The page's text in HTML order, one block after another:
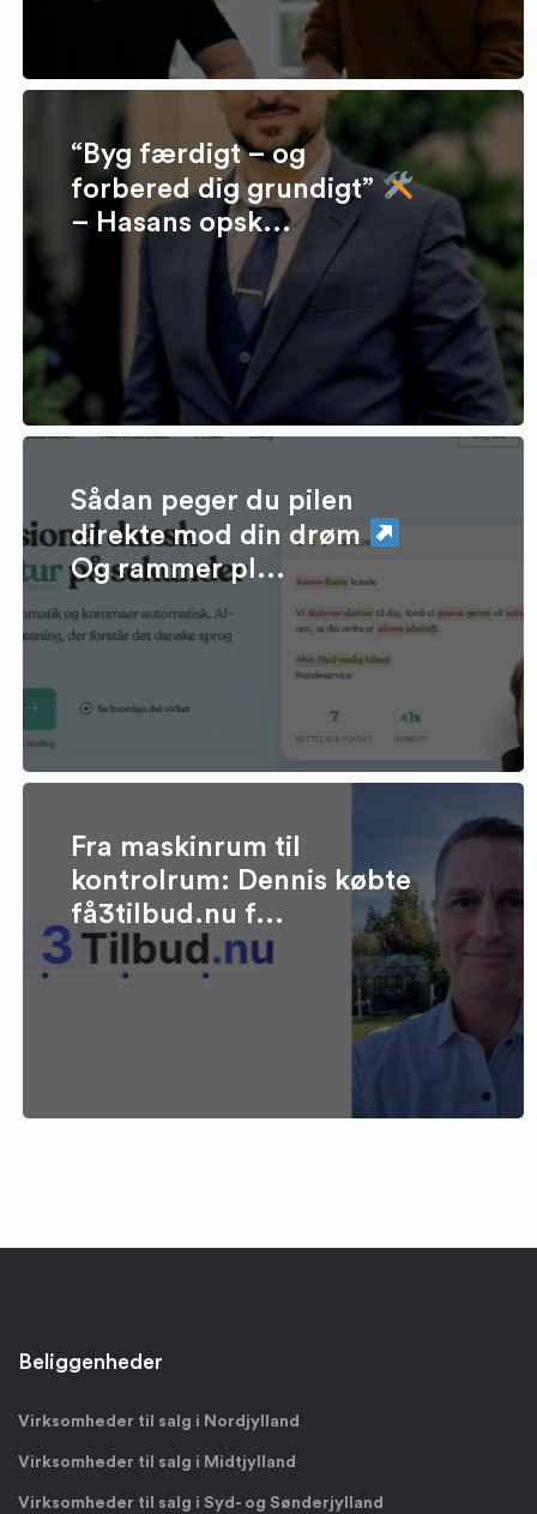
“Byg færdigt – og
forbered dig grundigt”
– Hasans opsk...
Sådan peger du pilen
direkte mod din drøm
Og rammer pl...
Fra maskinrum til
kontrolrum: Dennis købte
få3tilbud.nu f...
Beliggenheder
Virksomheder til salg i Nordjylland
Virksomheder til salg i Midtjylland
Virksomheder til salg i Syd- og Sønderjylland